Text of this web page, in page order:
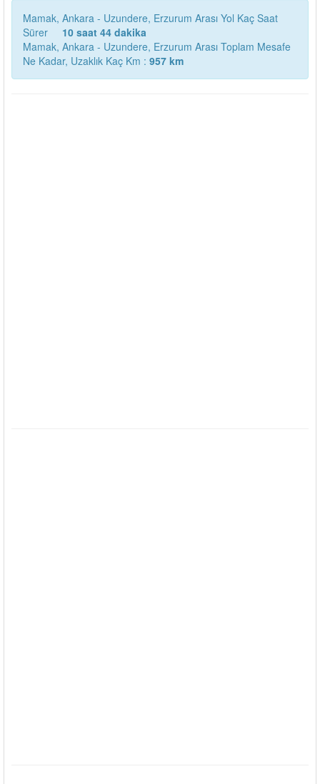
Mamak, Ankara - Uzundere, Erzurum Arası Yol Kaç Saat
Sürer
10 saat 44 dakika
Mamak, Ankara - Uzundere, Erzurum Arası Toplam Mesafe
Ne Kadar, Uzaklık Kaç Km : 957 km